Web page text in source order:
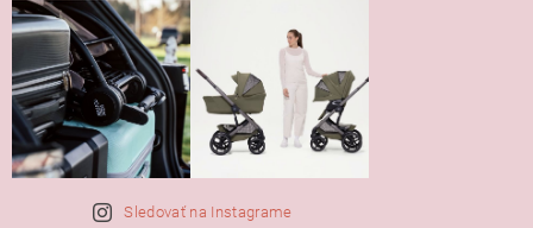
Sledovať na Instagrame